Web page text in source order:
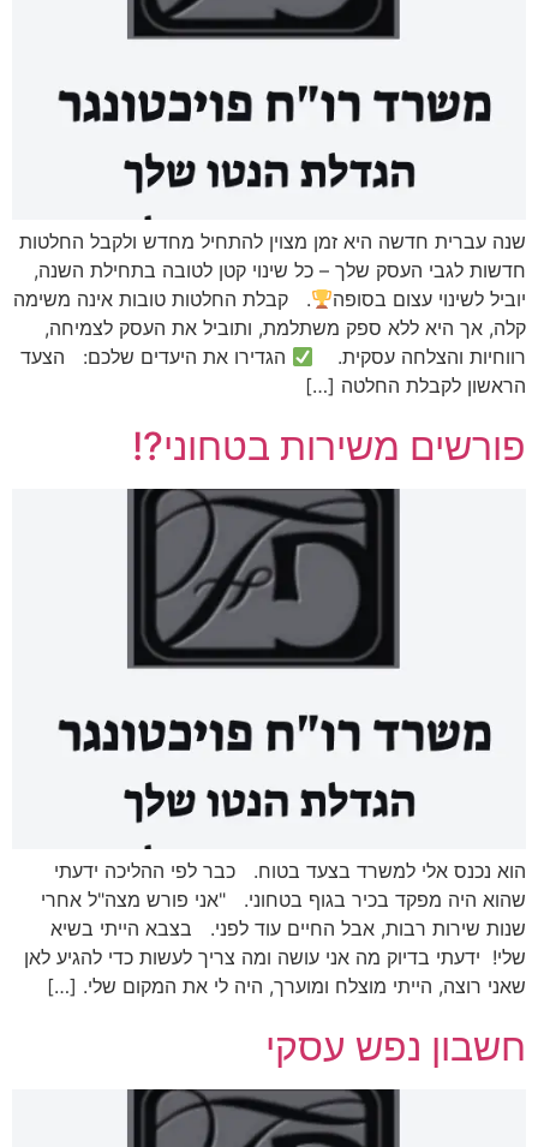
שנה עברית חדשה היא זמן מצוין להתחיל מחדש ולקבל החלטות
חדשות לגבי העסק שלך – כל שינוי קטן לטובה בתחילת השנה,
יוביל לשינוי עצום בסופה
. קבלת החלטות טובות אינה משימה
קלה, אך היא ללא ספק משתלמת, ותוביל את העסק לצמיחה,
רווחיות והצלחה עסקית.
הגדירו את היעדים שלכם: הצעד
הראשון לקבלת החלטה […]
פורשים משירות בטחוני?!
הוא נכנס אלי למשרד בצעד בטוח. כבר לפי ההליכה ידעתי
שהוא היה מפקד בכיר בגוף בטחוני. "אני פורש מצה"ל אחרי
שנות שירות רבות, אבל החיים עוד לפני. בצבא הייתי בשיא
שלי! ידעתי בדיוק מה אני עושה ומה צריך לעשות כדי להגיע לאן
שאני רוצה, הייתי מוצלח ומוערך, היה לי את המקום שלי. […]
חשבון נפש עסקי